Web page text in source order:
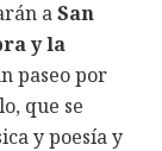
aSan
y la
paseo por
que se
y poesía y